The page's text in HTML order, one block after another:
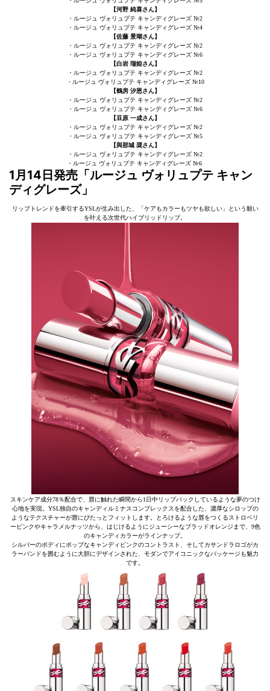
【河野 純喜さん】
・ルージュ ヴォリュプテ キャンディグレーズ №2
・ルージュ ヴォリュプテ キャンディグレーズ №4
【佐藤 景瑚さん】
・ルージュ ヴォリュプテ キャンディグレーズ №2
・ルージュ ヴォリュプテ キャンディグレーズ №6
【白岩 瑠姫さん】
・ルージュ ヴォリュプテ キャンディグレーズ №2
・ルージュ ヴォリュプテ キャンディグレーズ №10
【鶴房 汐恩さん】
・ルージュ ヴォリュプテ キャンディグレーズ №2
・ルージュ ヴォリュプテ キャンディグレーズ №6
【豆原 一成さん】
・ルージュ ヴォリュプテ キャンディグレーズ №2
・ルージュ ヴォリュプテ キャンディグレーズ №5
【與那城 奨さん】
・ルージュ ヴォリュプテ キャンディグレーズ №2
・ルージュ ヴォリュプテ キャンディグレーズ №6
1月14日発売「ルージュ ヴォリュプテ キャン
ディグレーズ」
リップトレンドを牽引するYSLが生み出した、「ケアもカラーもツヤも欲しい」という願い
を叶える次世代ハイブリッドリップ。
スキンケア成分78％配合で、唇に触れた瞬間から1日中リップパックしているような夢のつけ
心地を実現。YSL独自のキャンディルミナスコンプレックスを配合した、濃厚なシロップの
ようなテクスチャーが唇にぴたっとフィットします。とろけるような唇をつくるストロベリ
ーピンクやキャラメルナッツから、はじけるようにジューシーなブラッドオレンジまで、9色
のキャンディカラーがラインナップ。
シルバーのボディにポップなキャンディピンクのコントラスト、そしてカサンドラロゴがカ
ラーバンドを囲むように大胆にデザインされた、モダンでアイコニックなパッケージも魅力
です。